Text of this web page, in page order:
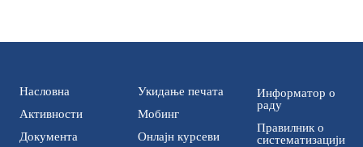
Насловна
Активности
Документа
Укидање печата
Мобинг
Онлајн курсеви
Информатор о
раду
Правилник о
систематизацији